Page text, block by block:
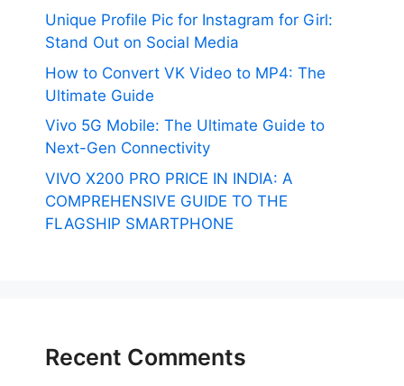
Unique Profile Pic for Instagram for Girl:
Stand Out on Social Media
How to Convert VK Video to MP4: The
Ultimate Guide
Vivo 5G Mobile: The Ultimate Guide to
Next-Gen Connectivity
VIVO X200 PRO PRICE IN INDIA: A
COMPREHENSIVE GUIDE TO THE
FLAGSHIP SMARTPHONE
Recent Comments